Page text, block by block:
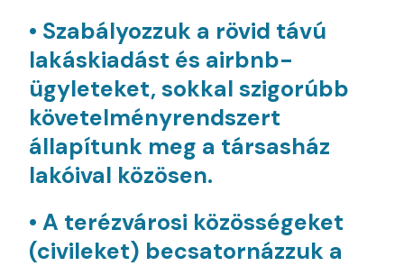
• Szabályozzuk a rövid távú
lakáskiadást és airbnb-
ügyleteket, sokkal szigorúbb
követelményrendszert
állapítunk meg a társasház
lakóival közösen.
• A terézvárosi közösségeket
(civileket) becsatornázzuk a